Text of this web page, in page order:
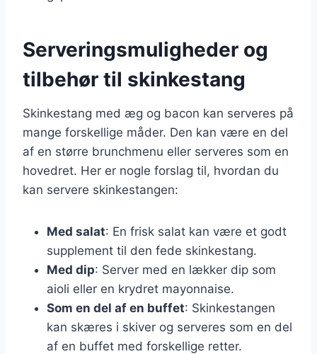
Serveringsmuligheder og
tilbehør til skinkestang
Skinkestang med æg og bacon kan serveres på
mange forskellige måder. Den kan være en del
af en større brunchmenu eller serveres som en
hovedret. Her er nogle forslag til, hvordan du
kan servere skinkestangen:
Med salat: En frisk salat kan være et godt
supplement til den fede skinkestang.
Med dip: Server med en lækker dip som
aioli eller en krydret mayonnaise.
Som en del af en buffet: Skinkestangen
kan skæres i skiver og serveres som en del
af en buffet med forskellige retter.